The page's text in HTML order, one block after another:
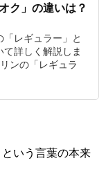
ク」の違いは？
レギュラー」と
て詳しく解説しま
ンの「レギュラ
いう言葉の本来